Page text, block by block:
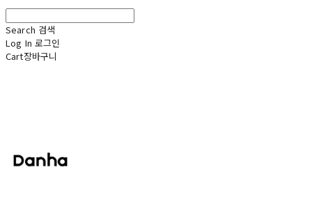
Search 검색
Log In 로그인
Cart장바구니